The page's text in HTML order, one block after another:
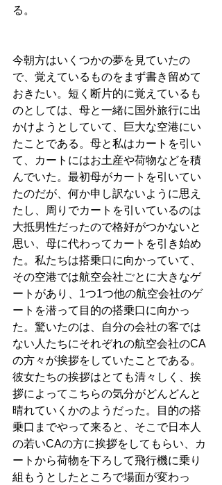
る。
今朝方はいくつかの夢を見ていたの
で、覚えているものをまず書き留めて
おきたい。短く断片的に覚えているも
のとしては、母と一緒に国外旅行に出
かけようとしていて、巨大な空港にい
たことである。母と私はカートを引い
て、カートにはお土産や荷物などを積
んでいた。最初母がカートを引いてい
たのだが、何か申し訳ないように思え
たし、周りでカートを引いているのは
大抵男性だったので格好がつかないと
思い、母に代わってカートを引き始め
た。私たちは搭乗口に向かっていて、
その空港では航空会社ごとに大きなゲ
ートがあり、1つ1つ他の航空会社のゲ
ートを潜って目的の搭乗口に向かっ
た。驚いたのは、自分の会社の客では
ない人たちにそれぞれの航空会社のCA
の方々が挨拶をしていたことである。
彼女たちの挨拶はとても清々しく、挨
拶によってこちらの気分がどんどんと
晴れていくかのようだった。目的の搭
乗口までやって来ると、そこで日本人
の若いCAの方に挨拶をしてもらい、カ
ートから荷物を下ろして飛行機に乗り
組もうとしたところで場面が変わっ